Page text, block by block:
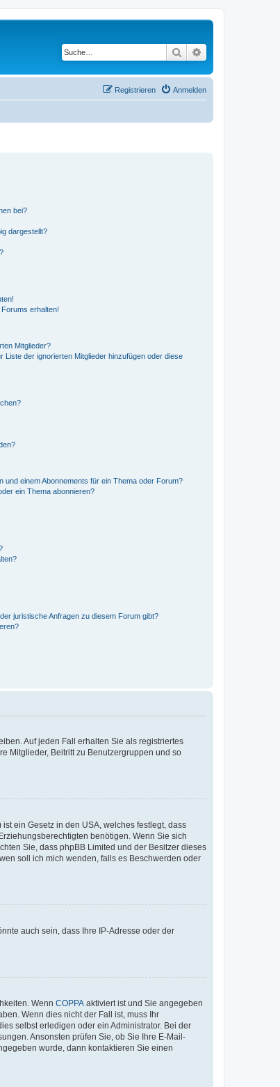
Suche
Anmelden
Registrieren
bei?
dargestellt?
erhalten!
Mitglieder?
der ignorierten Mitglieder hinzufügen oder diese
einem Abonnements für ein Thema oder Forum?
ein Thema abonnieren?
juristische Anfragen zu diesem Forum gibt?
Auf jeden Fall erhalten Sie als registriertes
Mitglieder, Beitritt zu Benutzergruppen und so
ein Gesetz in den USA, welches festlegt, dass
benötigen. Wenn Sie sich
Sie, dass phpBB Limited und der Besitzer dieses
soll ich mich wenden, falls es Beschwerden oder
auch sein, dass Ihre IP-Adresse oder der
Wenn COPPA aktiviert ist und Sie angegeben
Wenn dies nicht der Fall ist, muss Ihr
selbst erledigen oder ein Administrator. Bei der
Ansonsten prüfen Sie, ob Sie Ihre E-Mail-
wurde, dann kontaktieren Sie einen